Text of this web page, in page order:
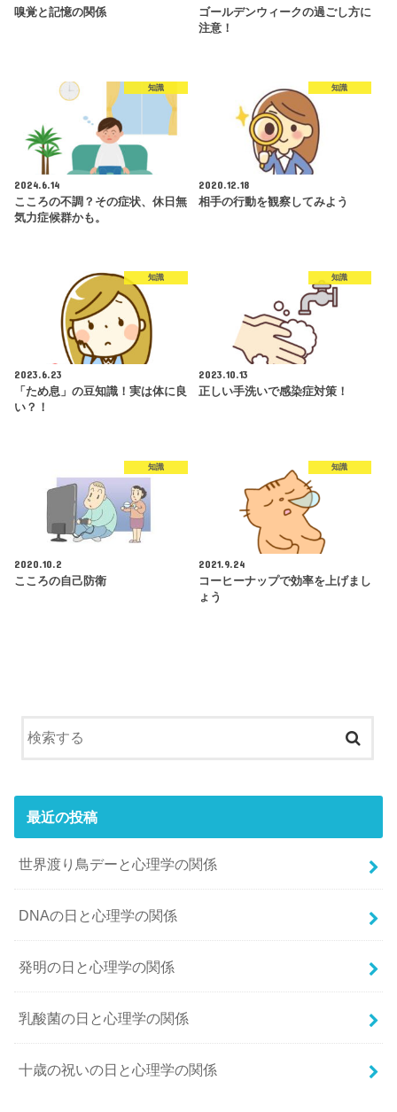
嗅覚と記憶の関係
ゴールデンウィークの過ごし方に
注意！
知識
2024.6.14
こころの不調？その症状、休日無
気力症候群かも。
知識
2020.12.18
相手の行動を観察してみよう
知識
2023.6.23
「ため息」の豆知識！実は体に良
い？！
知識
2023.10.13
正しい手洗いで感染症対策！
知識
2020.10.2
こころの自己防衛
知識
2021.9.24
コーヒーナップで効率を上げまし
ょう
最近の投稿
世界渡り鳥デーと心理学の関係
DNAの日と心理学の関係
発明の日と心理学の関係
乳酸菌の日と心理学の関係
十歳の祝いの日と心理学の関係